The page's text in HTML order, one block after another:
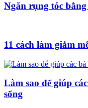
Ngăn rụng tóc
11 cách làm giảm
Làm sao để giúp
sống